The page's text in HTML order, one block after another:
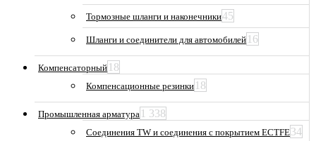
Тормозные шланги и наконечники45
Шланги и соединители для автомобилей 16
Компенсаторный 18
Компенсационные резинки 18
Промышленная арматура 1 338
Соединения TW и соединения с покрытием ECTFE34